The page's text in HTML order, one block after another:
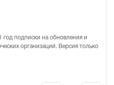
год подписки на обновления и
организаций. Версия только